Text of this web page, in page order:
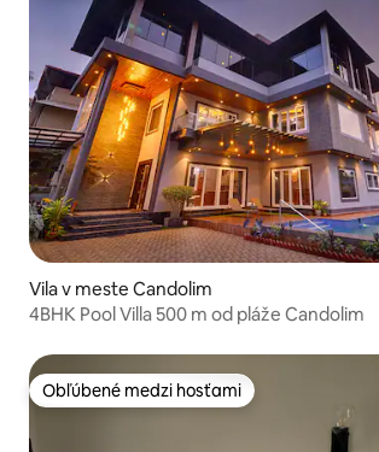
Vila v meste Candolim
4BHK Pool Villa 500 m od pláže Candolim
Obľúbené medzi hosťami
Obľúbené medzi hosťami